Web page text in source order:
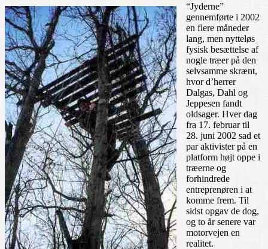
“Jyderne”
gennemførte i 2002
en flere måneder
lang, men nytteløs
fysisk besættelse af
nogle træer på den
selvsamme skrænt,
hvor d’herrer
Dalgas, Dahl og
Jeppesen fandt
oldsager. Hver dag
fra 17. februar til
28. juni 2002 sad et
par aktivister på en
platform højt oppe i
træerne og
forhindrede
entreprenøren i at
komme frem. Til
sidst opgav de dog,
og to år senere var
motorvejen en
realitet.